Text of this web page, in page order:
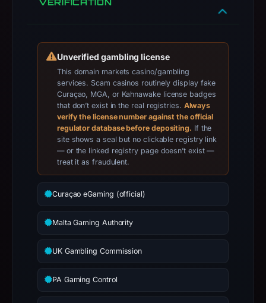
Infrastructure
changed
since
collection.
This
report
summarizes
time-
bound
observations,
not
a
live
guarantee.
Avoid
interacting
with
Unverified gambling license
This domain markets casino/gambling
services. Scam casinos routinely display fake
Curaçao, MGA, or Kahnawake license badges
that don’t exist in the real registries. Always
verify the license number against the official
regulator database before depositing. If the
site shows a seal but no clickable registry link
— or the linked registry page doesn’t exist —
treat it as fraudulent.
Curaçao eGaming (official)
Malta Gaming Authority
UK Gambling Commission
PA Gaming Control